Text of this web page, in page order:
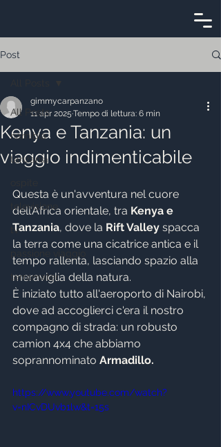
Post
All Posts
namibia
tanzania
televisione
tv
terramater
Kenya e Tanzania: un
viaggio indimenticabile
gimmycarpanzano
11 apr 2025 Tempo di lettura: 6 min
Questa è un'avventura nel cuore
dell’Africa orientale, tra Kenya e
Tanzania, dove la Rift Valley spacca
la terra come una cicatrice antica e il
tempo rallenta, lasciando spazio alla
meraviglia della natura.
È iniziato tutto all'aeroporto di Nairobi,
dove ad accoglierci c'era il nostro
compagno di strada: un robusto
camion 4x4 che abbiamo
soprannominato Armadillo.
https://www.youtube.com/watch?
v=nICvDUvb1lw&t=15s